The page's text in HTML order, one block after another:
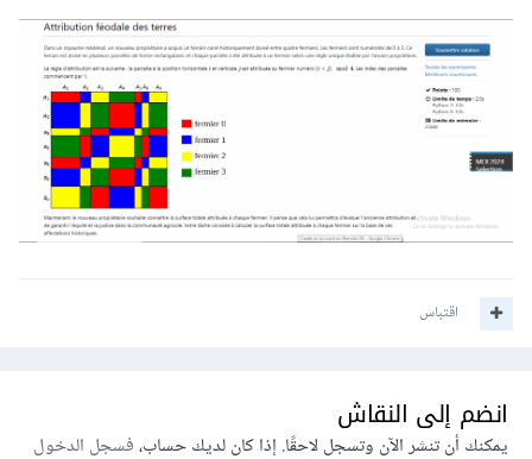
اقتباس
انضم إلى النقاش
يمكنك أن تنشر الآن وتسجل لاحقًا. إذا كان لديك حساب،فسجل الدخول